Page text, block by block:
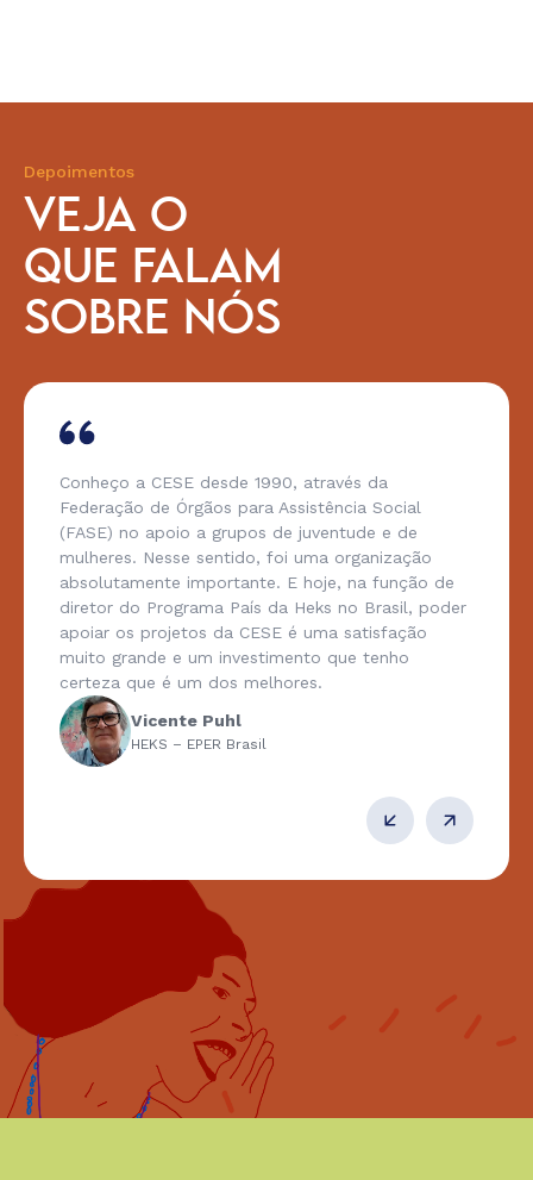
Depoimentos
VEJA O
QUE FALAM
SOBRE NÓS
Conheço a CESE desde 1990, através da
Federação de Órgãos para Assistência Social
(FASE) no apoio a grupos de juventude e de
mulheres. Nesse sentido, foi uma organização
absolutamente importante. E hoje, na função de
diretor do Programa País da Heks no Brasil, poder
apoiar os projetos da CESE é uma satisfação
muito grande e um investimento que tenho
certeza que é um dos melhores.
Vicente Puhl
HEKS – EPER Brasil